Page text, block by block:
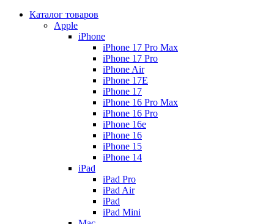
Каталог товаров
Apple
iPhone
iPhone 17 Pro Max
iPhone 17 Pro
iPhone Air
iPhone 17E
iPhone 17
iPhone 16 Pro Max
iPhone 16 Pro
iPhone 16e
iPhone 16
iPhone 15
iPhone 14
iPad
iPad Pro
iPad Air
iPad
iPad Mini